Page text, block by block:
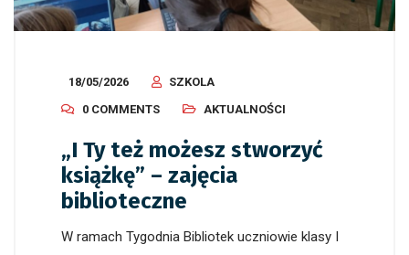
18/05/2026
SZKOLA
0 COMMENTS
AKTUALNOŚCI
„I Ty też możesz stworzyć
książkę” – zajęcia
biblioteczne
W ramach Tygodnia Bibliotek uczniowie klasy I